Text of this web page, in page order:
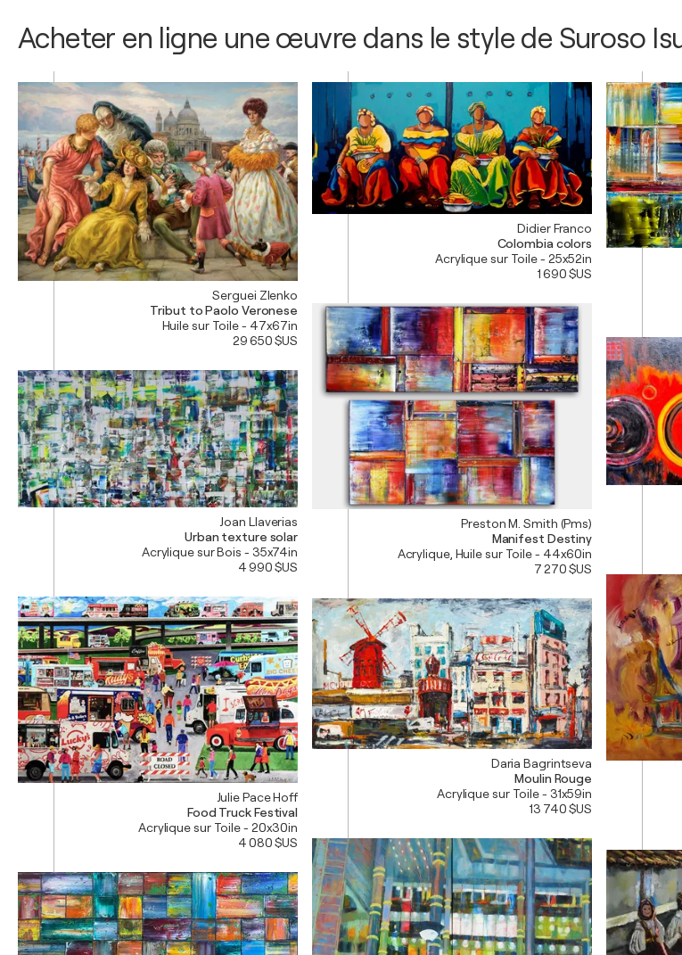
Acheter en ligne une œuvre dans le style de Suroso
Serguei Zlenko
Tribut to Paolo Veronese
Huile sur Toile - 47x67in
29 650 $US
Joan Llaverias
Urban texture solar
Acrylique sur Bois - 35x74in
4 990 $US
Julie Pace Hoff
Food Truck Festival
Acrylique sur Toile - 20x30in
4 080 $US
Didier Franco
Colombia colors
Acrylique sur Toile - 25x52in
1 690 $US
Preston M. Smith (Pms)
Manifest Destiny
Acrylique, Huile sur Toile - 44x60in
7 270 $US
Daria Bagrintseva
Moulin Rouge
Acrylique sur Toile - 31x59in
13 740 $US